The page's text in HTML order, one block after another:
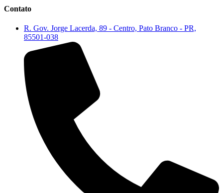
Contato
R. Gov. Jorge Lacerda, 89 - Centro, Pato Branco - PR,
85501-038